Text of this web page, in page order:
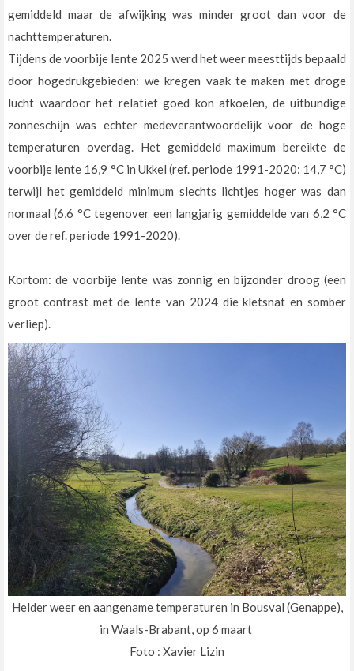
gemiddeld maar de afwijking was minder groot dan voor de
nachttemperaturen.
Tijdens de voorbije lente 2025 werd het weer meesttijds bepaald
door hogedrukgebieden: we kregen vaak te maken met droge
lucht waardoor het relatief goed kon afkoelen, de uitbundige
zonneschijn was echter medeverantwoordelijk voor de hoge
temperaturen overdag. Het gemiddeld maximum bereikte de
voorbije lente 16,9 °C in Ukkel (ref. periode 1991-2020: 14,7 °C)
terwijl het gemiddeld minimum slechts lichtjes hoger was dan
normaal (6,6 °C tegenover een langjarig gemiddelde van 6,2 °C
over de ref. periode 1991-2020).
Kortom: de voorbije lente was zonnig en bijzonder droog (een
groot contrast met de lente van 2024 die kletsnat en somber
verliep).
Helder weer en aangename temperaturen in Bousval (Genappe),
in Waals-Brabant, op 6 maart
Foto : Xavier Lizin